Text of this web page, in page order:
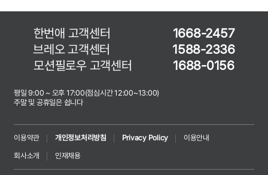
한번애 고객센터
1668-2457
브레오 고객센터
1588-2336
모션필로우 고객센터
1688-0156
평일 9:00 ~ 오후 17:00(점심시간 12:00~13:00)
주말 및 공휴일은 쉽니다
이용약관 개인정보처리방침 Privacy Policy
이용안내
회사소개
인재채용